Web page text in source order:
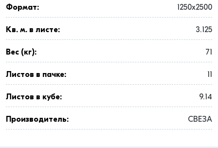
Формат: 1250x2500
Кв. м. в листе: 3.125
Вес (кг): 71
Листов в пачке: 11
Листов в кубе: 9.14
Производитель: СВЕЗА